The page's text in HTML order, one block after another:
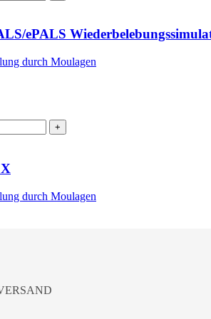
ePALS
durch Moulagen
durch Moulagen